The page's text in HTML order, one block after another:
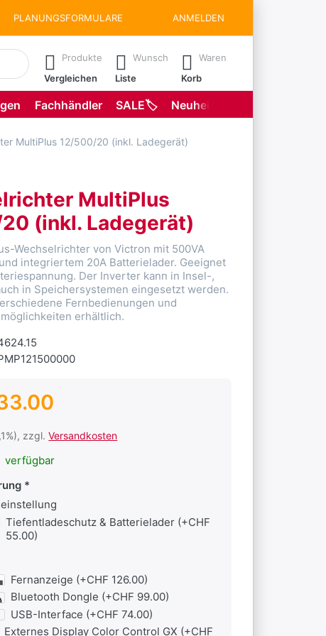
PLANUNGSFORMULARE ANMELDEN
erste Ergebnisse. Drücken Sie die Eingabetaste, um
Produkte
Vergleichen
Wunsch
Liste
Waren
Korb
Fachhändler SALE🏷️ Neuheiten
MultiPlus 12/500/20 (inkl. Ladegerät)
MultiPlus
(inkl. Ladegerät)
Wechselrichter von Victron mit 500VA
integriertem 20A Batterielader. Geeignet
Der Inverter kann in Insel-,
in Speichersystemen eingesetzt werden.
Fernbedienungen und
erhältlich.
zzgl.Versandkosten
verfügbar
Tiefentladeschutz & Batterielader (+CHF
55.00)
Fernanzeige (+CHF 126.00)
Bluetooth Dongle (+CHF 99.00)
USB-Interface (+CHF 74.00)
Externes Display Color Control GX (+CHF